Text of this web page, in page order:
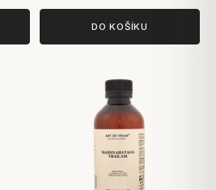
DO KOŠÍKU